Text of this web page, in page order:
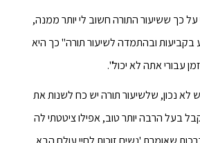
כך ששיעור התורה חשוב לי יותר ממנה,
ובהתמדה לשיעור תורה" כך היא
עבורי אתה לא יכול".
נכון, שלשיעור תורה יש כח לשנות את
בעל הרבה יותר טוב, אפילו ציטטתי לה